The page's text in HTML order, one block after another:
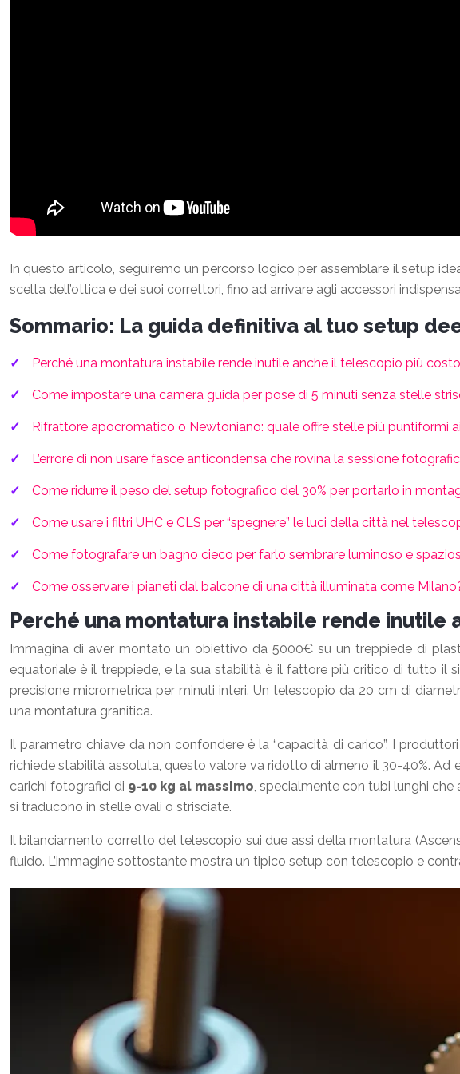
In questo articolo, seguiremo un percorso logico per assemblare il setup
scelta dell’ottica e dei suoi correttori, fino ad arrivare agli accessori
Sommario: La guida definitiva al tuo setup
Perché una montatura instabile rende inutile anche il telescopio più
Come impostare una camera guida per pose di 5 minuti senza stelle
Rifrattore apocromatico o Newtoniano: quale offre stelle più puntiformi
L’errore di non usare fasce anticondensa che rovina la sessione
Come ridurre il peso del setup fotografico del 30% per portarlo in
Come usare i filtri UHC e CLS per “spegnere” le luci della città nel
Come fotografare un bagno cieco per farlo sembrare luminoso e
Come osservare i pianeti dal balcone di una città illuminata come
Perché una montatura instabile rende inutile
Immagina di aver montato un obiettivo da 5000€ su un treppiede di
equatoriale è il treppiede, e la sua stabilità è il fattore più critico di tutto il
precisione micrometrica per minuti interi. Un telescopio da 20 cm di
una montatura granitica.
Il parametro chiave da non confondere è la “capacità di carico”. I
richiede stabilità assoluta, questo valore va ridotto di almeno il 30-40%.
carichi fotografici di 9-10 kg al massimo, specialmente con tubi lunghi
si traducono in stelle ovali o strisciate.
Il bilanciamento corretto del telescopio sui due assi della montatura
fluido. L’immagine sottostante mostra un tipico setup con telescopio e